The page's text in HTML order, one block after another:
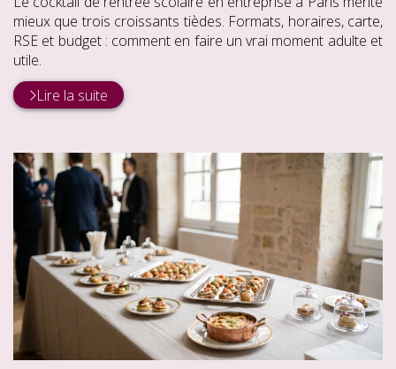
mieux que trois croissants tièdes. Formats, horaires, carte,
RSE et budget : comment en faire un vrai moment adulte et
utile.
Lire la suite